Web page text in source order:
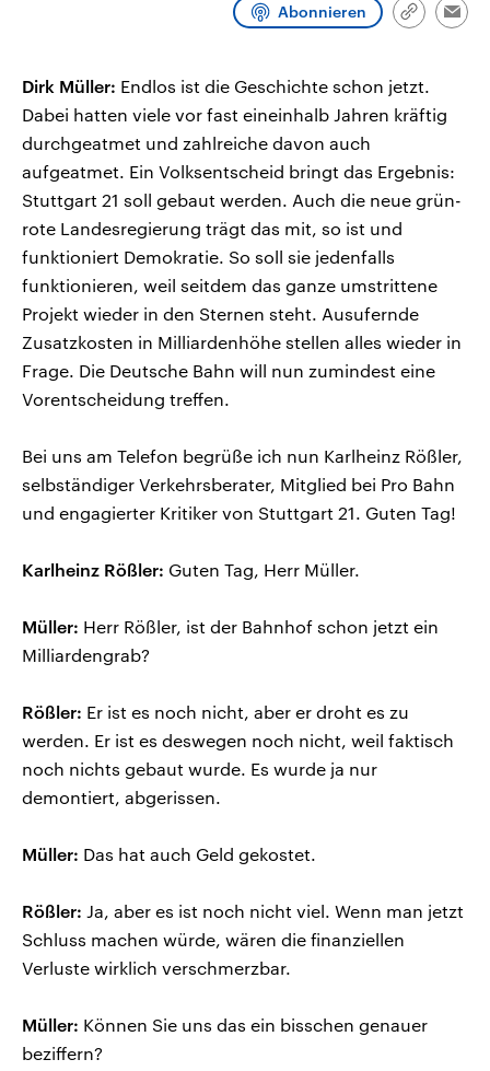
und Kandidaten der anstehenden Abonnieren
Link
Dirk Müller: Endlos ist die Geschichte schon jetzt.
Dabei hatten viele vor fast eineinhalb Jahren kräftig
durchgeatmet und zahlreiche davon auch
aufgeatmet. Ein Volksentscheid bringt das Ergebnis:
Stuttgart 21 soll gebaut werden. Auch die neue grün-
rote Landesregierung trägt das mit, so ist und
funktioniert Demokratie. So soll sie jedenfalls
funktionieren, weil seitdem das ganze umstrittene
Projekt wieder in den Sternen steht. Ausufernde
Zusatzkosten in Milliardenhöhe stellen alles wieder in
Frage. Die Deutsche Bahn will nun zumindest eine
Vorentscheidung treffen.
Bei uns am Telefon begrüße ich nun Karlheinz Rößler,
selbständiger Verkehrsberater, Mitglied bei Pro Bahn
und engagierter Kritiker von Stuttgart 21. Guten Tag!
Karlheinz Rößler: Guten Tag, Herr Müller.
Müller: Herr Rößler, ist der Bahnhof schon jetzt ein
Milliardengrab?
Rößler: Er ist es noch nicht, aber er droht es zu
werden. Er ist es deswegen noch nicht, weil faktisch
noch nichts gebaut wurde. Es wurde ja nur
demontiert, abgerissen.
Müller: Das hat auch Geld gekostet.
Rößler: Ja, aber es ist noch nicht viel. Wenn man jetzt
Schluss machen würde, wären die finanziellen
Verluste wirklich verschmerzbar.
Müller: Können Sie uns das ein bisschen genauer
beziffern?